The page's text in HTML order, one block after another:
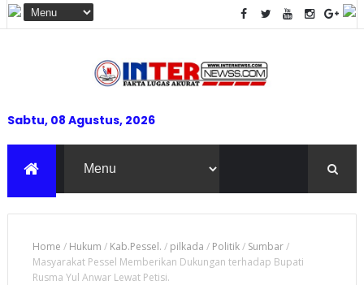
Sabtu, 08 Agustus, 2026
Home / Hukum / Kab.Pessel. / pilkada / Politik/ Sumbar/
Masyarakat Pessel Memberikan Dukungan terhadap Bupati
Rusma Yul Anwar Lewat Petisi.